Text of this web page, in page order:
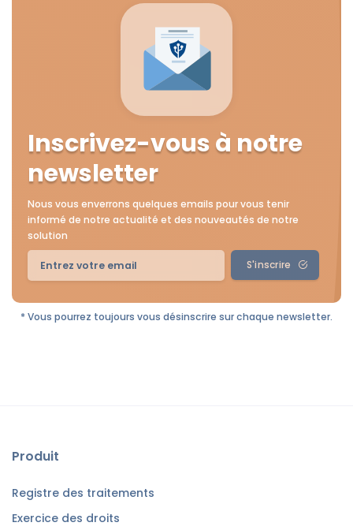
Inscrivez-vous à notre
newsletter
Nous vous enverrons quelques emails pour vous tenir
informé de notre actualité et des nouveautés de notre
solution
S'inscrire
* Vous pourrez toujours vous désinscrire sur chaque newsletter.
Produit
Registre des traitements
Exercice des droits